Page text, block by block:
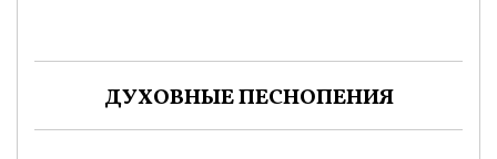
ДУХОВНЫЕ ПЕСНОПЕНИЯ